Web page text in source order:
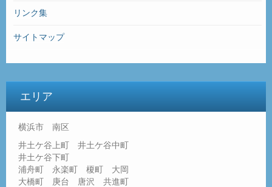
リンク集
サイトマップ
エリア
横浜市 南区
井土ケ谷上町 井土ケ谷中町
井土ケ谷下町
浦舟町 永楽町 榎町 大岡
大橋町 庚台 唐沢 共進町